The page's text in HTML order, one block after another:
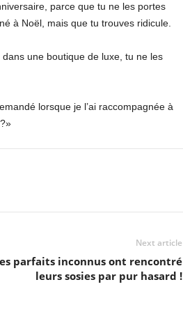
parce que tu ne les portes
à Noël, mais que tu trouves ridicule.
une boutique de luxe, tu ne les
lorsque je l’ai raccompagnée à
Next article
parfaits inconnus ont rencontré
leurs sosies par pur hasard !